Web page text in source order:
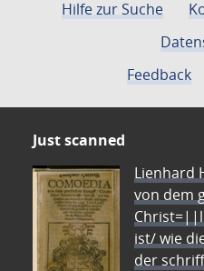
Hilfe zur Suche
Feedback
Just scanned
Lienhard
von dem
ist/ wie
der